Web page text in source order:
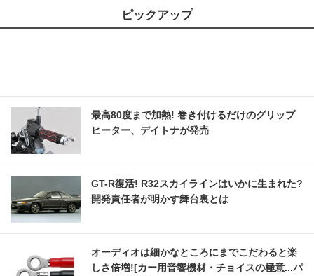
ピックアップ
最高80度まで加熱! 巻き付けるだけのグリップ
ヒーター、デイトナが発売
GT-R復活! R32スカイラインはいかに生まれた?
開発責任者が明かす舞台裏とは
オーディオは細かなところにまでこだわると楽
しさ倍増![カー用音響機材・チョイスの極意...パ